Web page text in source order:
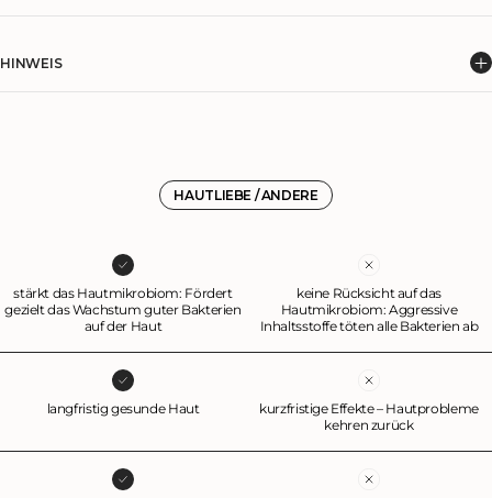
HINWEIS
sich die probiotische Pflege problemlos mit anderen Produkten (z.B. Make Up
oder Sonnenschutz) kombinieren.HAUTLIEBE / ANDERE
stärkt das Hautmikrobiom: Fördert
gezielt das Wachstum guter Bakterien
auf der Haut
keine Rücksicht auf das
Hautmikrobiom: Aggressive
Inhaltsstoffe töten alle Bakterien ab
langfristig gesunde Haut
kurzfristige Effekte – Hautprobleme
kehren zurück